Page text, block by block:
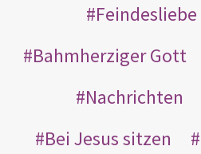
Feindesliebe
Bahmherziger Gott
Nachrichten
Bei Jesus sitzen